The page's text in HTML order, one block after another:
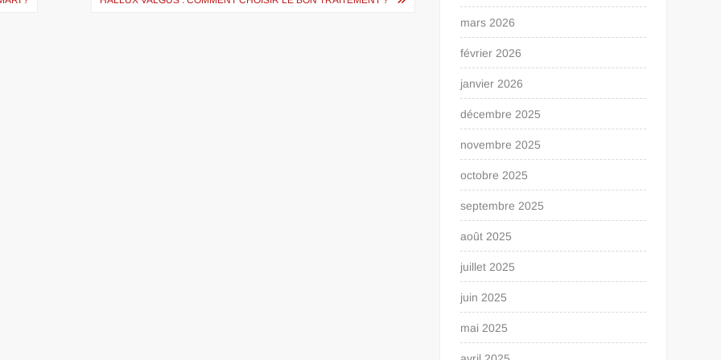
mars 2026
février 2026
janvier 2026
décembre 2025
novembre 2025
octobre 2025
septembre 2025
août 2025
juillet 2025
juin 2025
mai 2025